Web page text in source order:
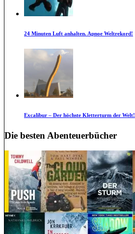
24 Minuten Luft anhalten. Apnoe Weltrekord!
Excalibur – Der höchste Kletterturm der Welt!
Die besten Abenteuerbücher